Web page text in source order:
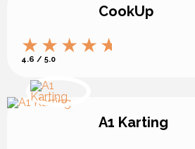
CookUp
4.6 / 5.0
A1 Karting